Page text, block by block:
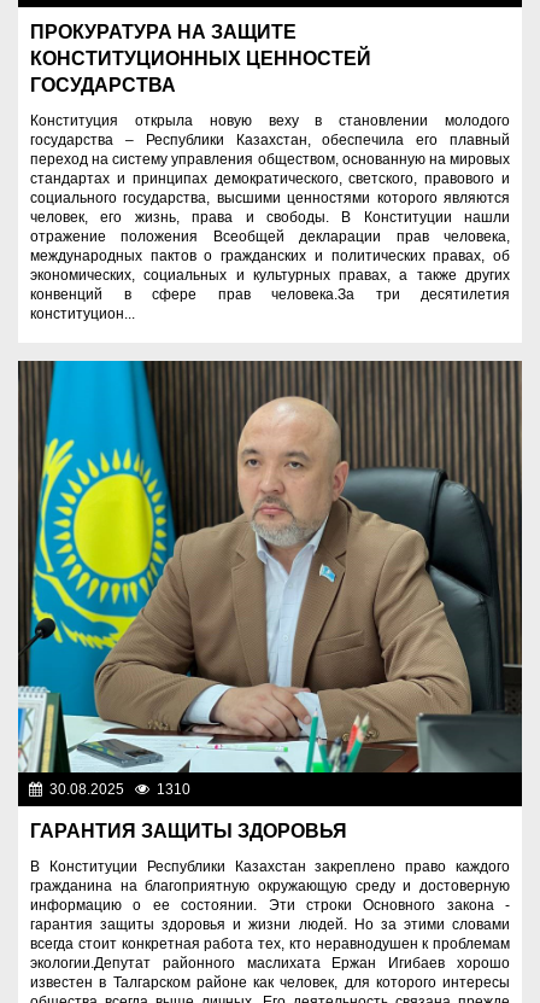
ПРОКУРАТУРА НА ЗАЩИТЕ
КОНСТИТУЦИОННЫХ ЦЕННОСТЕЙ
ГОСУДАРСТВА
Конституция открыла новую веху в становлении молодого
государства – Республики Казахстан, обеспечила его плавный
переход на систему управления обществом, основанную на мировых
стандартах и принципах демократического, светского, правового и
социального государства, высшими ценностями которого являются
человек, его жизнь, права и свободы. В Конституции нашли
отражение положения Всеобщей декларации прав человека,
международных пактов о гражданских и политических правах, об
экономических, социальных и культурных правах, а также других
конвенций в сфере прав человека.За три десятилетия
конституцион...
30.08.2025 1310
ГАРАНТИЯ ЗАЩИТЫ ЗДОРОВЬЯ
В Конституции Республики Казахстан закреплено право каждого
гражданина на благоприятную окружающую среду и достоверную
информацию о ее состоянии. Эти строки Основного закона -
гарантия защиты здоровья и жизни людей. Но за этими словами
всегда стоит конкретная работа тех, кто неравнодушен к проблемам
экологии.Депутат районного маслихата Ержан Игибаев хорошо
известен в Талгарском районе как человек, для которого интересы